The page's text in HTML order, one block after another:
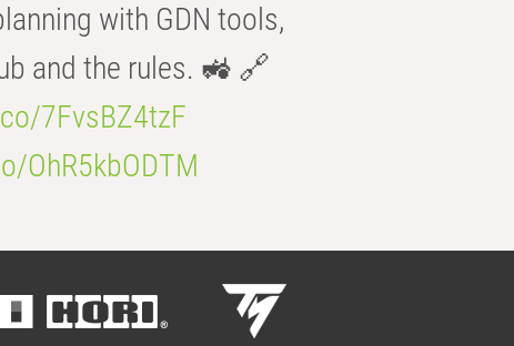
with GDN tools,
and the rules. 🚜 🔗
7FvsBZ4tzF
OhR5kbODTM